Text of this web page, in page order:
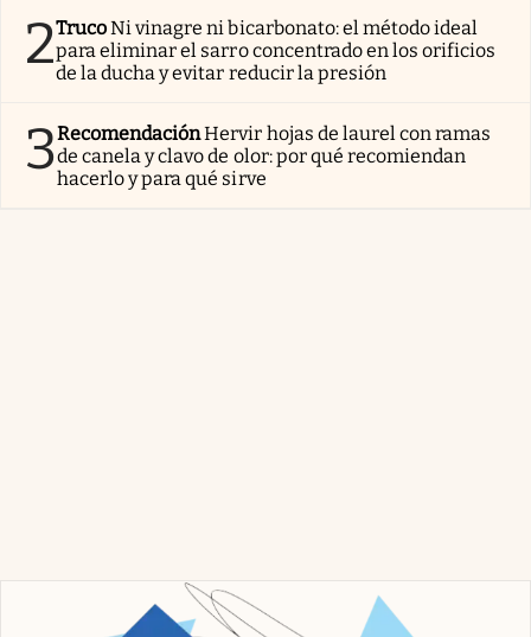
2TrucoNi vinagre ni bicarbonato: el método ideal
para eliminar el sarro concentrado en los orificios
de la ducha y evitar reducir la presión
3RecomendaciónHervir hojas de laurel con ramas
de canela y clavo de olor: por qué recomiendan
hacerlo y para qué sirve